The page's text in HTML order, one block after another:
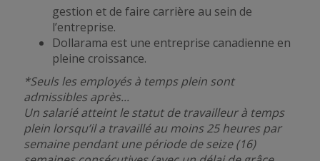
gestion et de faire carrière au sein de
l’entreprise.
Dollarama est une entreprise canadienne en
pleine croissance.
*Seuls les employés à temps plein sont
admissibles après...
Un salarié atteint le statut de travailleur à temps
plein lorsqu’il a travaillé au moins 25 heures par
semaine pendant une période de seize (16)